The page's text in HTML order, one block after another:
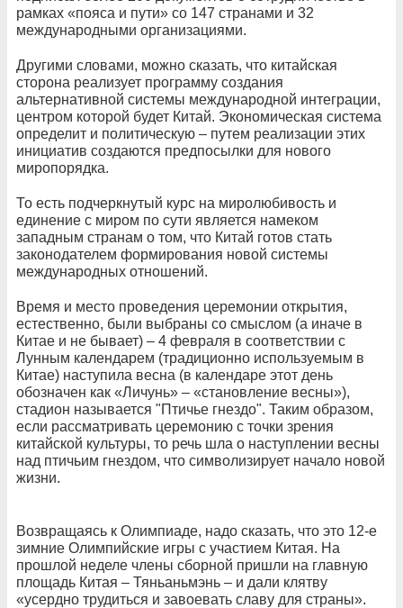
рамках «пояса и пути» со 147 странами и 32
международными организациями.
Другими словами, можно сказать, что китайская
сторона реализует программу создания
альтернативной системы международной интеграции,
центром которой будет Китай. Экономическая система
определит и политическую – путем реализации этих
инициатив создаются предпосылки для нового
миропорядка.
То есть подчеркнутый курс на миролюбивость и
единение с миром по сути является намеком
западным странам о том, что Китай готов стать
законодателем формирования новой системы
международных отношений.
Время и место проведения церемонии открытия,
естественно, были выбраны со смыслом (а иначе в
Китае и не бывает) – 4 февраля в соответствии с
Лунным календарем (традиционно используемым в
Китае) наступила весна (в календаре этот день
обозначен как «Личунь» – «становление весны»),
стадион называется "Птичье гнездо". Таким образом,
если рассматривать церемонию с точки зрения
китайской культуры, то речь шла о наступлении весны
над птичьим гнездом, что символизирует начало новой
жизни.
Возвращаясь к Олимпиаде, надо сказать, что это 12-е
зимние Олимпийские игры с участием Китая. На
прошлой неделе члены сборной пришли на главную
площадь Китая – Тяньаньмэнь – и дали клятву
«усердно трудиться и завоевать славу для страны».